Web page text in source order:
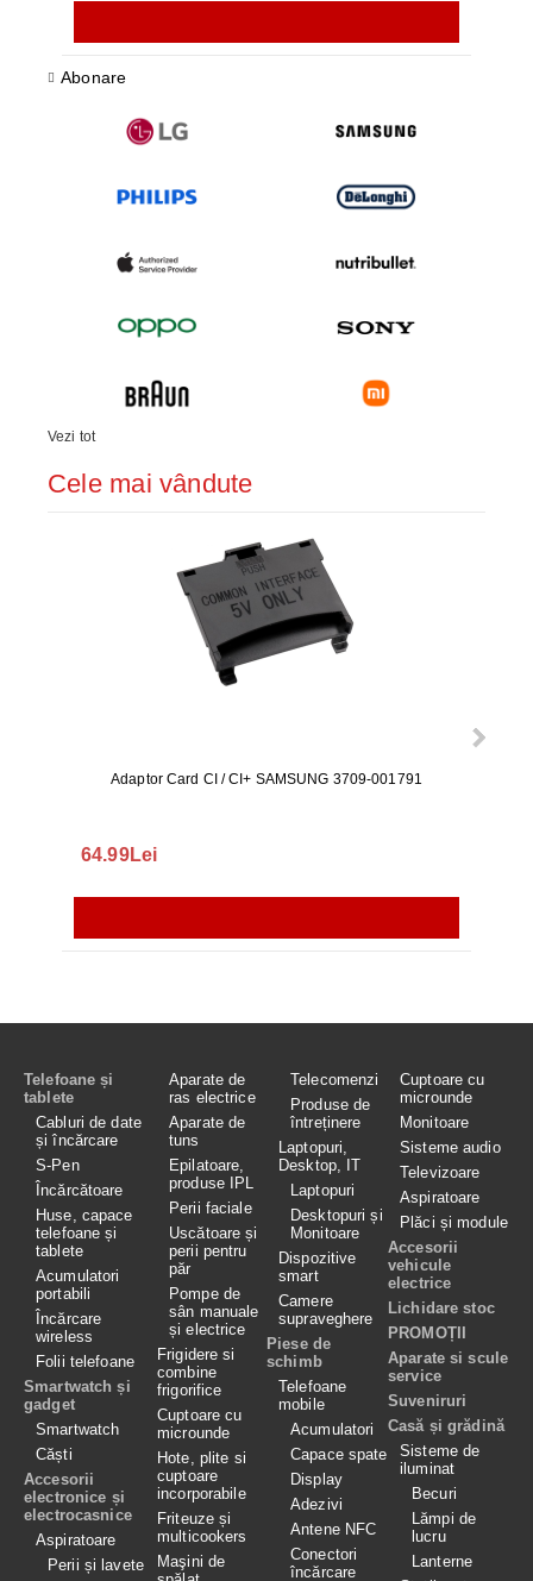
Abonare
Vezi tot
Cele mai vândute
Adaptor Card CI / CI+ SAMSUNG 3709-001791
64.99Lei
Telefoane și
tablete
Cabluri de date
și încărcare
S-Pen
Încărcătoare
Huse, capace
telefoane și
tablete
Acumulatori
portabili
Încărcare
wireless
Folii telefoane
Smartwatch și
gadget
Smartwatch
Căști
Accesorii
electronice și
electrocasnice
Aspiratoare
Perii și lavete
Aparate de
ras electrice
Aparate de
tuns
Epilatoare,
produse IPL
Perii faciale
Uscătoare și
perii pentru
păr
Pompe de
sân manuale
și electrice
Frigidere si
combine
frigorifice
Cuptoare cu
microunde
Hote, plite si
cuptoare
incorporabile
Friteuze și
multicookers
Maşini de
Telecomenzi
Produse de
întreținere
Laptopuri,
Desktop, IT
Laptopuri
Desktopuri și
Monitoare
Dispozitive
smart
Camere
supraveghere
Piese de
schimb
Telefoane
mobile
Acumulatori
Capace spate
Display
Adezivi
Antene NFC
Conectori
încărcare
Cuptoare cu
microunde
Monitoare
Sisteme audio
Televizoare
Aspiratoare
Plăci și module
Accesorii
vehicule
electrice
Lichidare stoc
PROMOȚII
Aparate si scule
service
Suveniruri
Casă și grădină
Sisteme de
iluminat
Becuri
Lămpi de
lucru
Lanterne